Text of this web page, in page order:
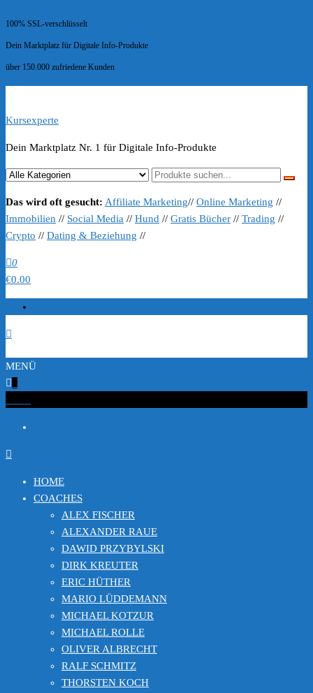
100% SSL-verschlüsselt
Dein Marktplatz für Digitale Info-Produkte
über 150.000 zufriedene Kunden
Kursexperte
Dein Marktplatz Nr. 1 für Digitale Info-Produkte
Das wird oft gesucht: Affiliate Marketing// Online Marketing //
Immobilien // Social Media // Hund // Gratis Bücher // Trading //
Crypto // Dating & Beziehung //
0
€0.00
MENÜ
HOME
COACHES
ALEX FISCHER
ALEXANDER RAUE
DAWID PRZYBYLSKI
DIRK KREUTER
ERIC HÜTHER
MARIO LÜDDEMANN
MICHAEL KOTZUR
MICHAEL ROLLE
OLIVER ALBRECHT
RALF SCHMITZ
THORSTEN KOCH